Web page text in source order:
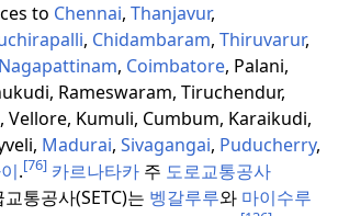
to Chennai, Thanjavur,
, Chidambaram, Thiruvarur,
Nagapattinam, Coimbatore, Palani,
Rameswaram, Tiruchendur,
Vellore, Kumuli, Cumbum, Karaikudi,
Madurai, Sivagangai, Puducherry,
.[76] 카르나타카 주 도로교통공사
통공사(SETC)는 벵갈루루와 마이수루